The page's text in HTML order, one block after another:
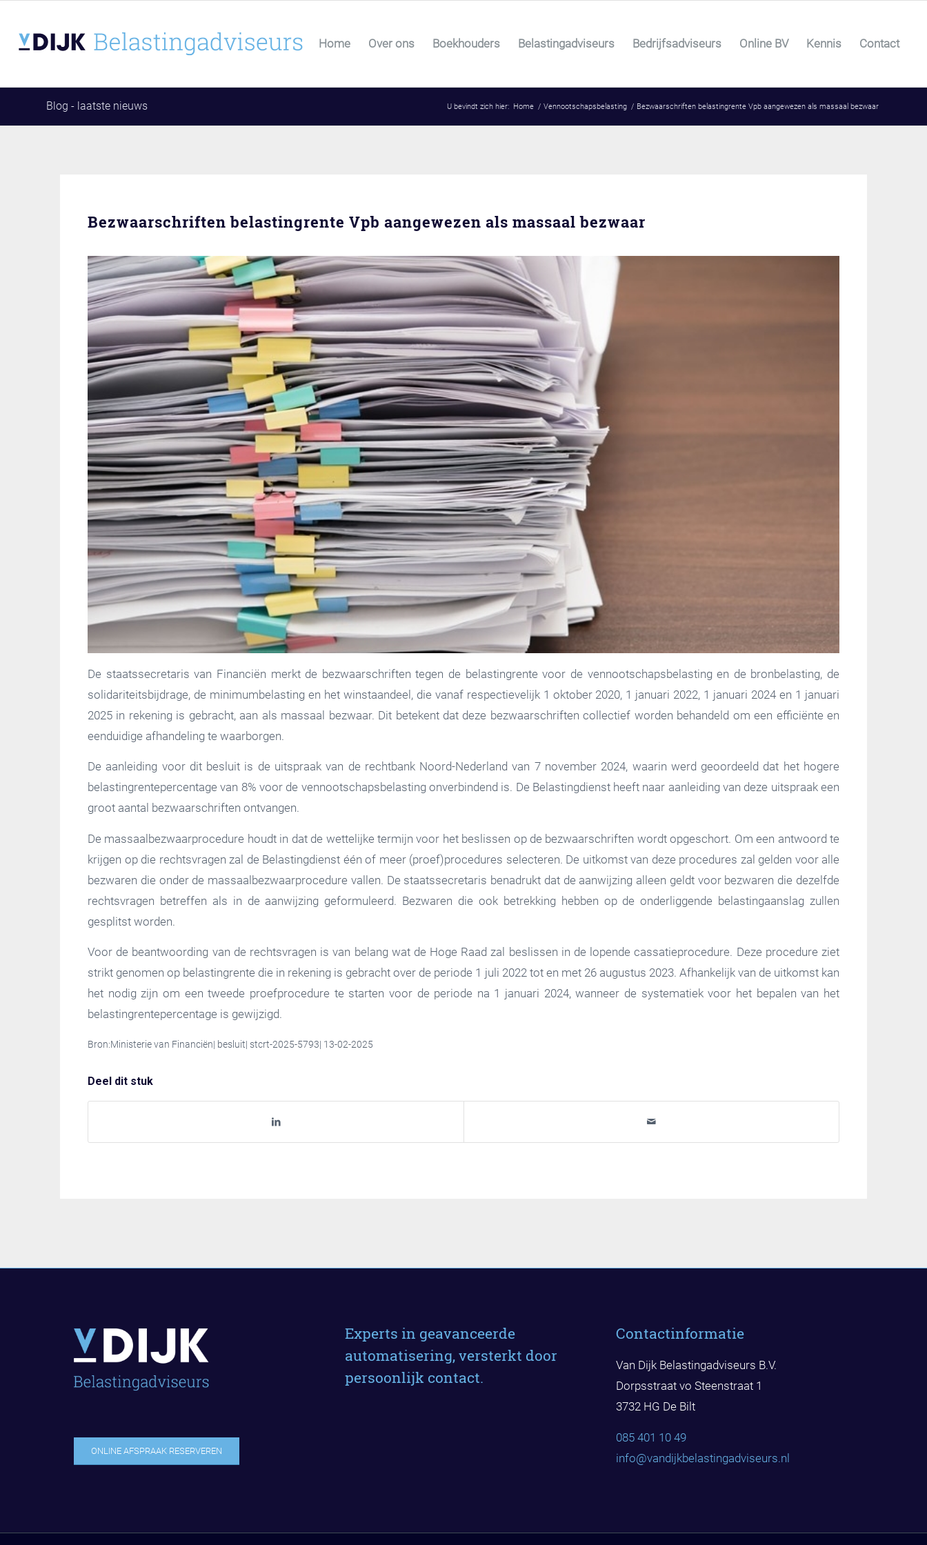
Home Over ons Boekhouders Belastingadviseurs Bedrijfsadviseurs Online BV Kennis Contact
Blog - laatste nieuws U bevindt zich hier: Home / Vennootschapsbelasting / Bezwaarschriften belastingrente Vpb aangewezen als massaal bezwaar
Bezwaarschriften belastingrente Vpb aangewezen als massaal bezwaar
De staatssecretaris van Financiën merkt de bezwaarschriften tegen de belastingrente voor de vennootschapsbelasting en de bronbelasting, de
solidariteitsbijdrage, de minimumbelasting en het winstaandeel, die vanaf respectievelijk 1 oktober 2020, 1 januari 2022, 1 januari 2024 en 1 januari
2025 in rekening is gebracht, aan als massaal bezwaar. Dit betekent dat deze bezwaarschriften collectief worden behandeld om een efficiënte en
eenduidige afhandeling te waarborgen.
De aanleiding voor dit besluit is de uitspraak van de rechtbank Noord-Nederland van 7 november 2024, waarin werd geoordeeld dat het hogere
belastingrentepercentage van 8% voor de vennootschapsbelasting onverbindend is. De Belastingdienst heeft naar aanleiding van deze uitspraak een
groot aantal bezwaarschriften ontvangen.
De massaalbezwaarprocedure houdt in dat de wettelijke termijn voor het beslissen op de bezwaarschriften wordt opgeschort. Om een antwoord te
krijgen op die rechtsvragen zal de Belastingdienst één of meer (proef)procedures selecteren. De uitkomst van deze procedures zal gelden voor alle
bezwaren die onder de massaalbezwaarprocedure vallen. De staatssecretaris benadrukt dat de aanwijzing alleen geldt voor bezwaren die dezelfde
rechtsvragen betreffen als in de aanwijzing geformuleerd. Bezwaren die ook betrekking hebben op de onderliggende belastingaanslag zullen
gesplitst worden.
Voor de beantwoording van de rechtsvragen is van belang wat de Hoge Raad zal beslissen in de lopende cassatieprocedure. Deze procedure ziet
strikt genomen op belastingrente die in rekening is gebracht over de periode 1 juli 2022 tot en met 26 augustus 2023. Afhankelijk van de uitkomst kan
het nodig zijn om een tweede proefprocedure te starten voor de periode na 1 januari 2024, wanneer de systematiek voor het bepalen van het
belastingrentepercentage is gewijzigd.
Bron:Ministerie van Financiën| besluit| stcrt-2025-5793| 13-02-2025
Deel dit stuk
ONLINE AFSPRAAK RESERVEREN
Experts in geavanceerde
automatisering, versterkt door
persoonlijk contact.
Contactinformatie
Van Dijk Belastingadviseurs B.V.
Dorpsstraat vo Steenstraat 1
3732 HG De Bilt
085 401 10 49
info@vandijkbelastingadviseurs.nl